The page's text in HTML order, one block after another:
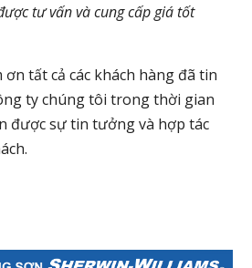
tư vấn và cung cấp giá tốt
ơn tất cả các khách hàng đã tin
ty chúng tôi trong thời gian
được sự tin tưởng và hợp tác